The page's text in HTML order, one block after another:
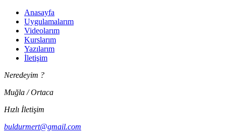
Anasayfa
Uygulamalarım
Videolarım
Kurslarım
Yazılarım
İletişim
Neredeyim ?
Muğla / Ortaca
Hızlı İletişim
buldurmert@gmail.com